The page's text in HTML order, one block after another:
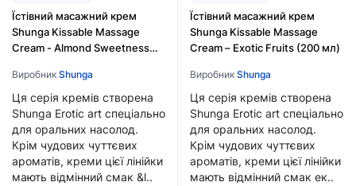
Їстівний масажний крем
Shunga Kissable Massage
Cream - Almond Sweetness
Виробник Shunga
Ця серія кремів створена
Shunga Erotic art спеціально
для оральних насолод.
Крім чудових чуттєвих
ароматів, креми цієї лінійки
мають відмінний смак &l..
Їстівний масажний крем
Shunga Kissable Massage
Cream – Exotic Fruits (200 мл)
Виробник Shunga
Ця серія кремів створена
Shunga Erotic art спеціально
для оральних насолод.
Крім чудових чуттєвих
ароматів, креми цієї лінійки
мають відмінний смак ек..